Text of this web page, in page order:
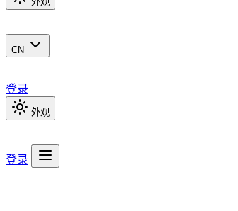
CN
登录
外观
登录